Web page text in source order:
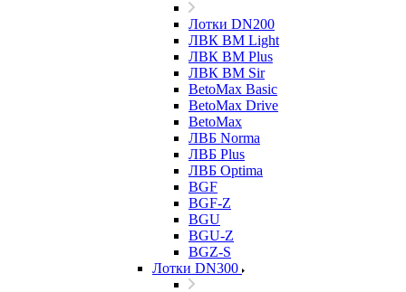
Лотки DN200
ЛВК ВМ Light
ЛВК ВМ Plus
ЛВК ВМ Sir
BetoMax Basic
BetoMax Drive
BetoMax
ЛВБ Norma
ЛВБ Plus
ЛВБ Optima
BGF
BGF-Z
BGU
BGU-Z
BGZ-S
Лотки DN300